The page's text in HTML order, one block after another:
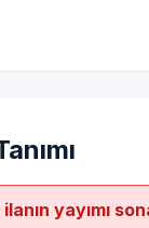
ilanın yayımı